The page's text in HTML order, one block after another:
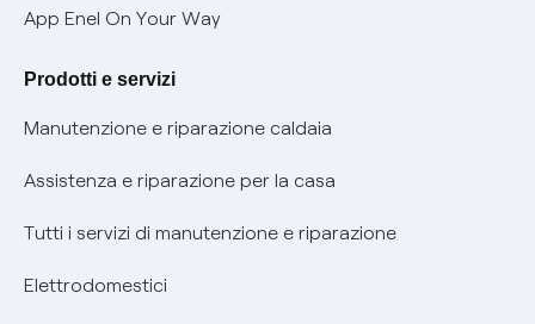
Verifica chi ti ha chiamato
Informativa RAEE
App Enel On Your Way
Prodotti e servizi
Manutenzione e riparazione caldaia
Assistenza e riparazione per la casa
Tutti i servizi di manutenzione e riparazione
Elettrodomestici